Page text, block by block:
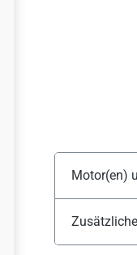
Motor(en)